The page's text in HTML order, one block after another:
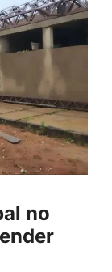
no